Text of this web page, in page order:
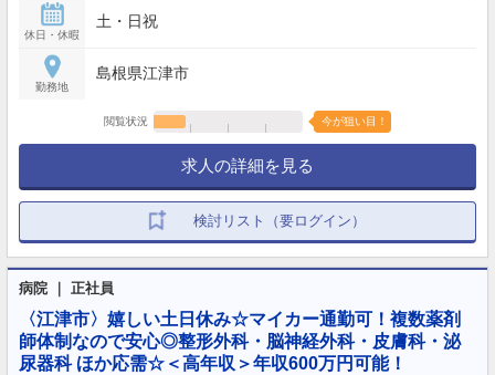
休日・休暇
土・日祝
勤務地
島根県江津市
閲覧状況 今が狙い目！
求人の詳細を見る
検討リスト（要ログイン）
病院 ｜ 正社員
〈江津市〉嬉しい土日休み☆マイカー通勤可！複数薬剤
師体制なので安心◎整形外科・脳神経外科・皮膚科・泌
尿器科 ほか応需☆＜高年収＞年収600万円可能！